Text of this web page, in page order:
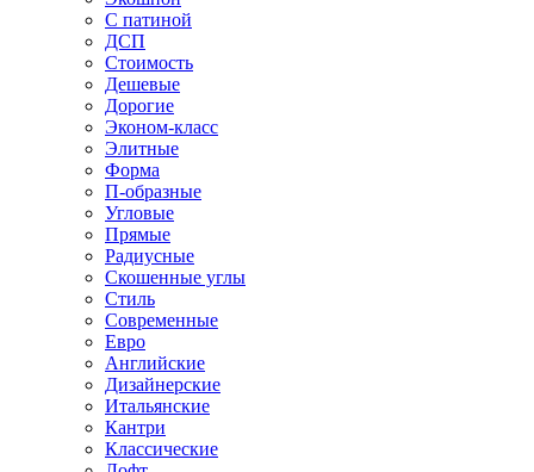
С патиной
ДСП
Стоимость
Дешевые
Дорогие
Эконом-класс
Элитные
Форма
П-образные
Угловые
Прямые
Радиусные
Скошенные углы
Стиль
Современные
Евро
Английские
Дизайнерские
Итальянские
Кантри
Классические